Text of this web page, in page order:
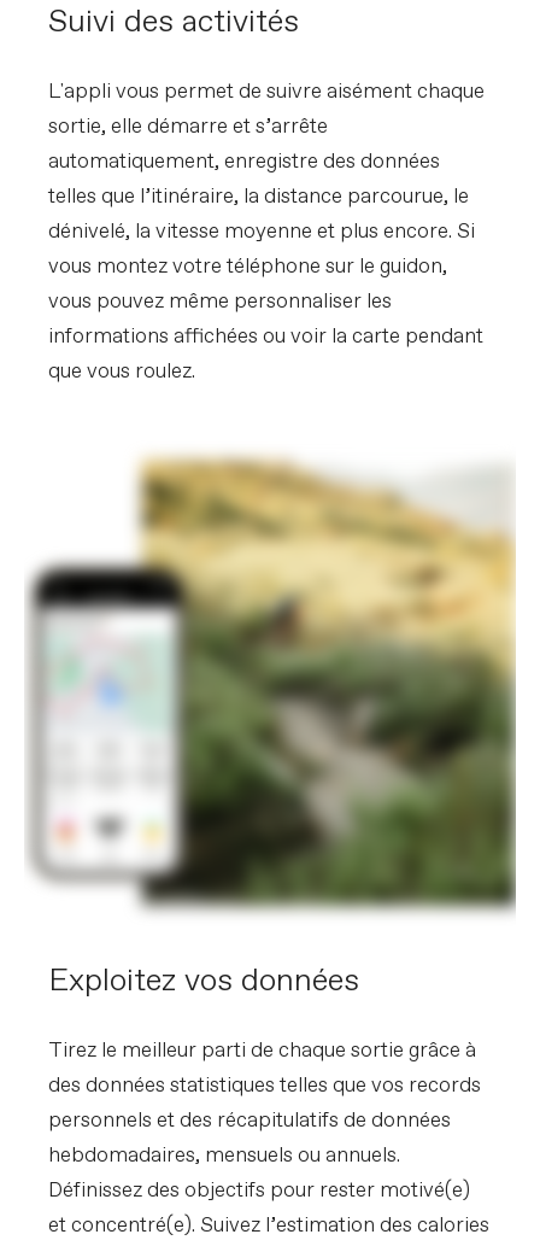
Suivi des activités
L'appli vous permet de suivre aisément chaque
sortie, elle démarre et s’arrête
automatiquement, enregistre des données
telles que l’itinéraire, la distance parcourue, le
dénivelé, la vitesse moyenne et plus encore. Si
vous montez votre téléphone sur le guidon,
vous pouvez même personnaliser les
informations affichées ou voir la carte pendant
que vous roulez.
Exploitez vos données
Tirez le meilleur parti de chaque sortie grâce à
des données statistiques telles que vos records
personnels et des récapitulatifs de données
hebdomadaires, mensuels ou annuels.
Définissez des objectifs pour rester motivé(e)
et concentré(e). Suivez l’estimation des calories